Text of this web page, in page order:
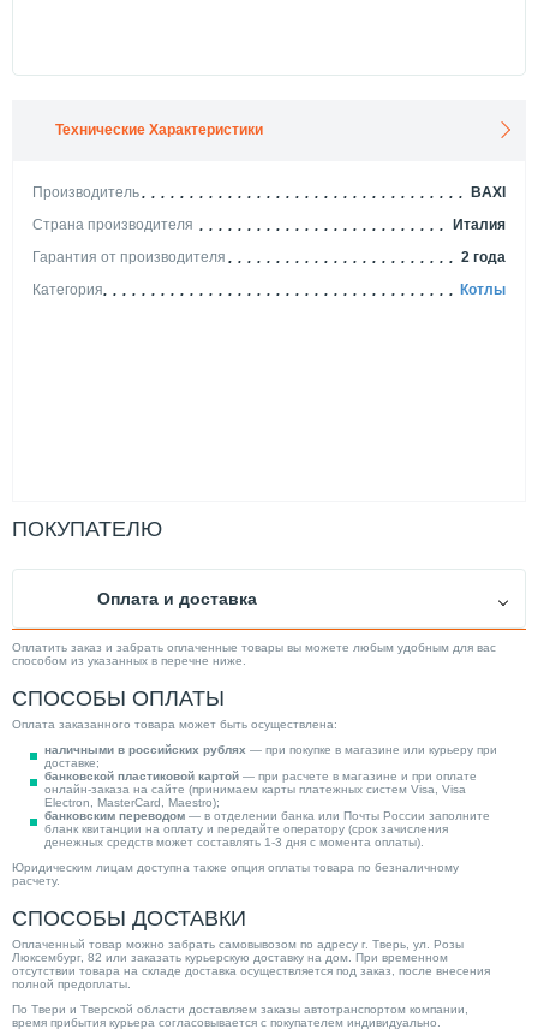
Технические Характеристики
Производитель
BAXI
Страна производителя
Италия
Гарантия от производителя
2 года
Категория
Котлы
ПОКУПАТЕЛЮ
Оплата и доставка
Оплатить заказ и забрать оплаченные товары вы можете любым удобным для вас
способом из указанных в перечне ниже.
СПОСОБЫ ОПЛАТЫ
Оплата заказанного товара может быть осуществлена:
наличными в российских рублях — при покупке в магазине или курьеру при
доставке;
банковской пластиковой картой — при расчете в магазине и при оплате
онлайн-заказа на сайте (принимаем карты платежных систем Visa, Visa
Electron, MasterCard, Maestro);
банковским переводом — в отделении банка или Почты России заполните
бланк квитанции на оплату и передайте оператору (срок зачисления
денежных средств может составлять 1-3 дня с момента оплаты).
Юридическим лицам доступна также опция оплаты товара по безналичному
расчету.
СПОСОБЫ ДОСТАВКИ
Оплаченный товар можно забрать самовывозом по адресу г. Тверь, ул. Розы
Люксембург, 82 или заказать курьерскую доставку на дом. При временном
отсутствии товара на складе доставка осуществляется под заказ, после внесения
полной предоплаты.
По Твери и Тверской области доставляем заказы автотранспортом компании,
время прибытия курьера согласовывается с покупателем индивидуально.